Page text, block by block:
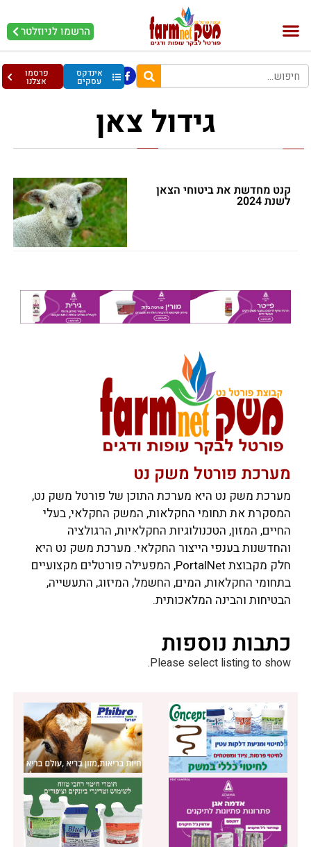
הרשמו לניוזלטר
אינדקס
עסקים
פרסמו
אצלנו
גידול צאן
קנט מחדשת את ביטוחי הצאן
לשנת 2024
מערכת פורטל משק נט
מערכת משק נט היא מערכת התוכן של פורטל משק נט,
המסקרת את תחומי החקלאות, המשק החקלאי, בעלי
החיים, המזון, הטכנולוגיות החקלאיות, הרגולציה
והחדשנות בענפי הייצור החקלאי. מערכת משק נט היא
חלק מקבוצת PortalNet, המפעילה פורטלים מקצועיים
בתחומי החקלאות, המים, החשמל, המיזוג, התעשייה,
הבטיחות והבינה המלאכותית.
כתבות נוספות
Please select listing to show.